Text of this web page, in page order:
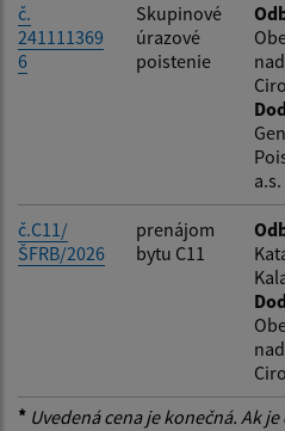
č.
241111369
6
Skupinové
úrazové
poistenie
nad
a.s.
č.C11/
ŠFRB/2026
prenájom
bytu C11
nad
* Uvedená cena je konečná. Ak